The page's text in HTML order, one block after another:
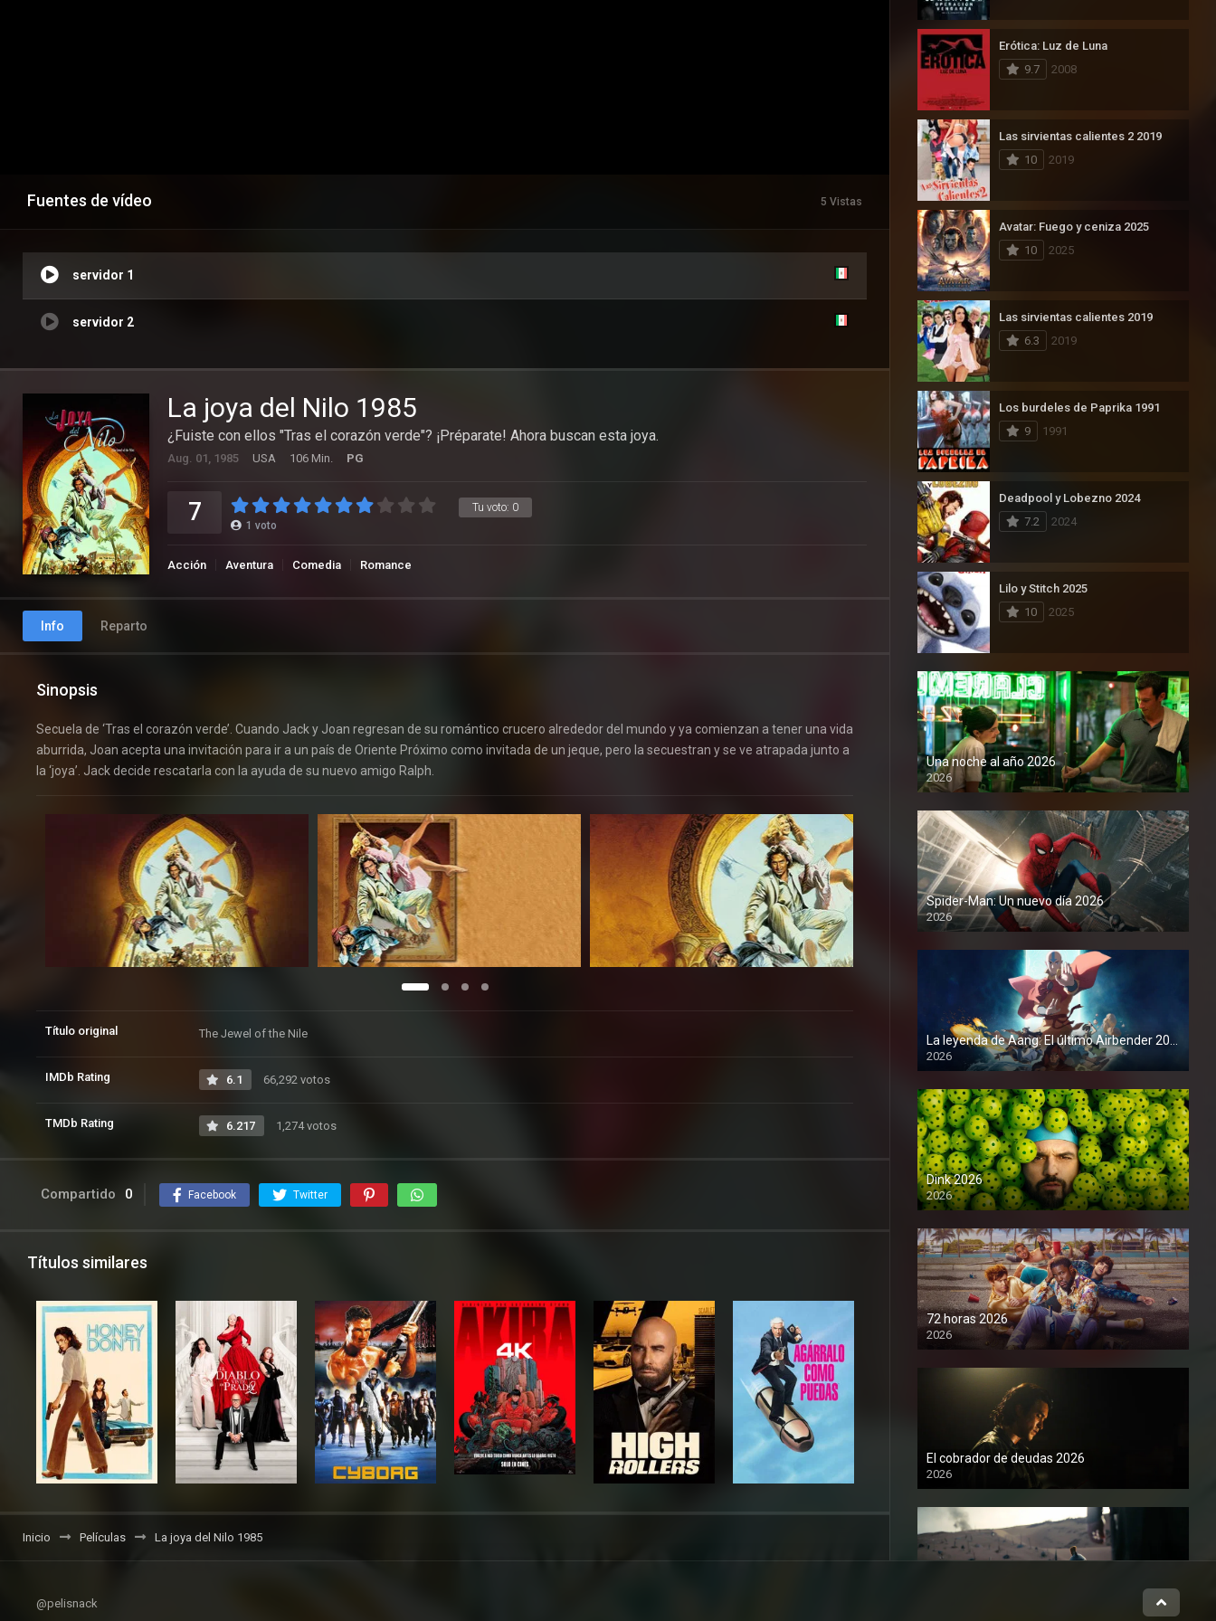
Fuentes de vídeo 5 Vistas
servidor 1
servidor 2
La joya del Nilo 1985
¿Fuiste con ellos "Tras el corazón verde"? ¡Préparate! Ahora buscan esta joya.
Aug. 01, 1985 USA 106 Min. PG
Tu voto: 0
7 1 voto
Acción Aventura Comedia Romance
Info Reparto
Sinopsis
Secuela de ‘Tras el corazón verde’. Cuando Jack y Joan regresan de su romántico crucero alrededor del mundo y ya comienzan a tener una vida
aburrida, Joan acepta una invitación para ir a un país de Oriente Próximo como invitada de un jeque, pero la secuestran y se ve atrapada junto a
la ‘joya’. Jack decide rescatarla con la ayuda de su nuevo amigo Ralph.
Título original The Jewel of the Nile
IMDb Rating 6.1 66,292 votos
TMDb Rating 6.217 1,274 votos
Compartido 0 Facebook Twitter
Títulos similares
Inicio Películas La joya del Nilo 1985
Erótica: Luz de Luna
9.7
2008
Las sirvientas calientes 2 2019
10
2019
Avatar: Fuego y ceniza 2025
10
2025
Las sirvientas calientes 2019
6.3
2019
Los burdeles de Paprika 1991
9
1991
Deadpool y Lobezno 2024
7.2
2024
Lilo y Stitch 2025
10
2025
Una noche al año 2026
2026
1080P
Spider-Man: Un nuevo día 2026
2026
1080P
2026
1080P
Dink 2026
2026
1080P
72 horas 2026
2026
1080P
El cobrador de deudas 2026
2026
1080P
@pelisnack